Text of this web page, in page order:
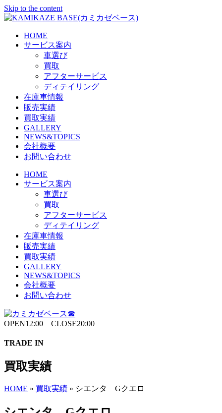
Skip to the content
HOME
サービス案内
車選び
買取
アフターサービス
ディテイリング
在庫車情報
販売実績
買取実績
GALLERY
NEWS&TOPICS
会社概要
お問い合わせ
HOME
サービス案内
車選び
買取
アフターサービス
ディテイリング
在庫車情報
販売実績
買取実績
GALLERY
NEWS&TOPICS
会社概要
お問い合わせ
OPEN12:00 CLOSE20:00
TRADE IN
買取実績
HOME » 買取実績 » シエンタ Gクエロ